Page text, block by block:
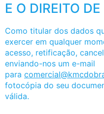
E O DIREITO
Como titular dos dados
exercer em qualquer
acesso, retificação,
enviando-nos um e-mail
para
fotocópia do seu
válida.